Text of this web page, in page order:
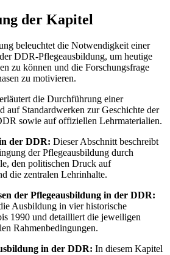
der Kapitel
beleuchtet die Notwendigkeit einer
DDR-Pflegeausbildung, um heutige
zu können und die Forschungsfrage
zu motivieren.
die Durchführung einer
auf Standardwerken zur Geschichte der
sowie auf offiziellen Lehrmaterialien.
der DDR: Dieser Abschnitt beschreibt
der Pflegeausbildung durch
den politischen Druck auf
die zentralen Lehrinhalte.
der Pflegeausbildung in der DDR:
Ausbildung in vier historische
1990 und detailliert die jeweiligen
Rahmenbedingungen.
in der DDR: In diesem Kapitel